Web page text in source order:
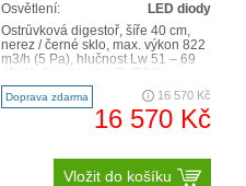
Osvětlení:
LED diody
Ostrůvková digestoř, šíře 40 cm,
nerez / černé sklo, max. výkon 822
m3/h (5 Pa), hlučnost Lw 51 – 69
odsávací jednotky maj..
Doprava zdarma 16 570 Kč
16 570 Kč
Vložit do košíku